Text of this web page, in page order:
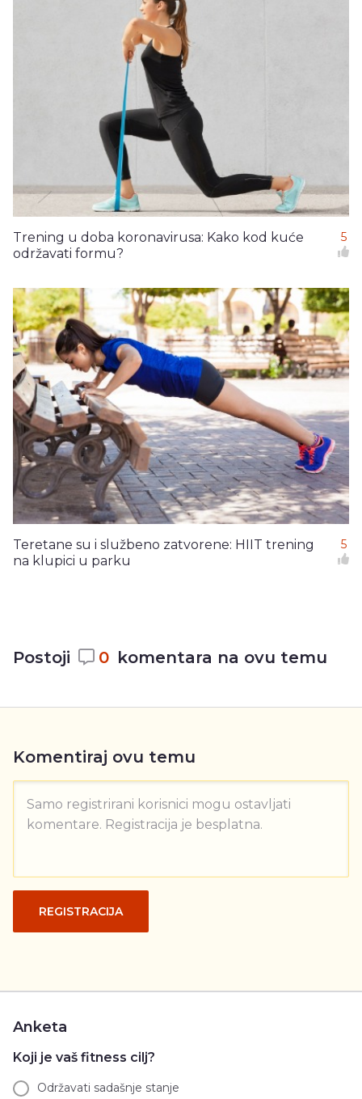
Trening u doba koronavirusa: Kako kod kuće
održavati formu?
5
Teretane su i službeno zatvorene: HIIT trening
na klupici u parku
5
Postoji 0 komentara na ovu temu
Komentiraj ovu temu
Samo registrirani korisnici mogu ostavljati
komentare. Registracija je besplatna.
REGISTRACIJA
Anketa
Koji je vaš fitness cilj?
Održavati sadašnje stanje